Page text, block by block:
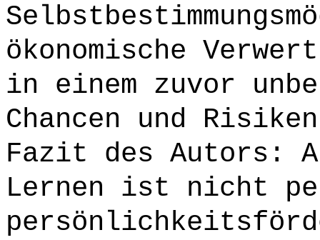
ökonomische
in einem zuvor
Chancen und
Fazit des Autors:
Lernen ist nicht